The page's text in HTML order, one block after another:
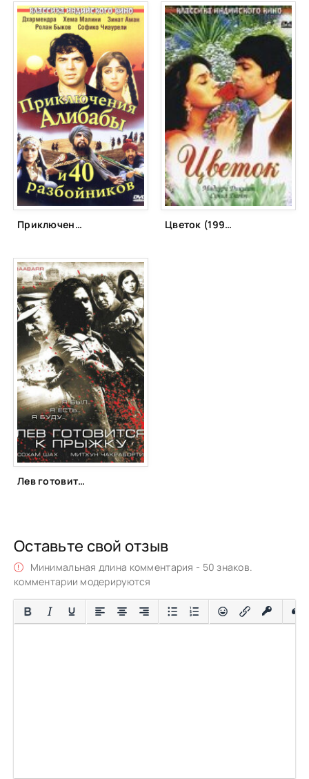
Приключения Али-Бабы и сорока разбойников (1980) Цветок (1993)
Лев готовится к прыжку (2009)
Оставьте свой отзыв
Минимальная длина комментария - 50 знаков.
комментарии модерируются